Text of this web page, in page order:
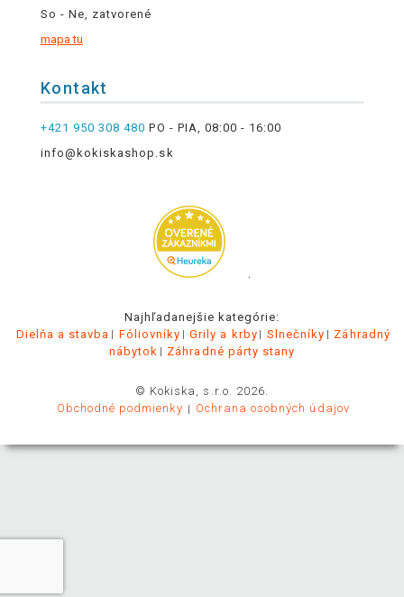
So - Ne, zatvorené
mapa tu
Kontakt
+421 950 308 480 PO - PIA, 08:00 - 16:00
info@kokiskashop.sk
.
Najhľadanejšie kategórie:
Dielňa a stavba
Fóliovníky Grily a krby Slnečníky
Záhradný
nábytok
Záhradné párty stany
© Kokiska, s.r.o. 2026.
Obchodné podmienky
Ochrana osobných údajov